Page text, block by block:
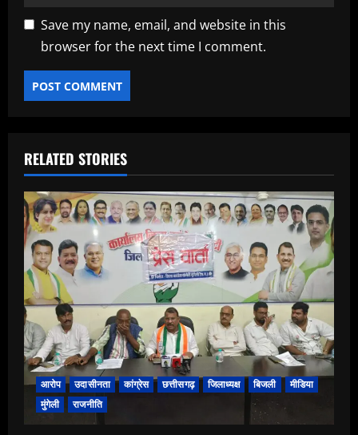
Save my name, email, and website in this
browser for the next time I comment.
RELATED STORIES
आरोप उदासीनता कांग्रेस छत्तीसगढ़ जिलाध्यक्ष बिजली
मीडिया
मुंगेली
राजनीति